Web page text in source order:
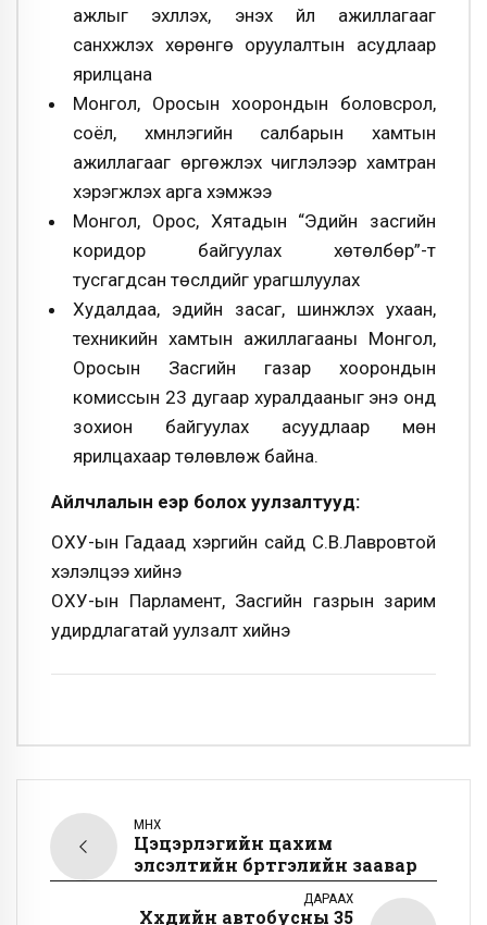
ажлыг эхлүүлэх, энэхүү үйл ажиллагааг
санхүүжүүлэх хөрөнгө оруулалтын асудлаар
ярилцана
Монгол, Оросын хоорондын боловсрол,
соёл, хүмүүнлэгийн салбарын хамтын
ажиллагааг өргөжүүлэх чиглэлээр хамтран
хэрэгжүүлэх арга хэмжээ
Монгол, Орос, Хятадын “Эдийн засгийн
коридор байгуулах хөтөлбөр”-т
тусгагдсан төслүүдийг урагшлуулах
Худалдаа, эдийн засаг, шинжлэх ухаан,
техникийн хамтын ажиллагааны Монгол,
Оросын Засгийн газар хоорондын
комиссын 23 дугаар хуралдааныг энэ онд
зохион байгуулах асуудлаар мөн
ярилцахаар төлөвлөж байна.
Айлчлалын үеэр болох уулзалтууд:
ОХУ-ын Гадаад хэргийн сайд С.В.Лавровтой
хэлэлцээ хийнэ
ОХУ-ын Парламент, Засгийн газрын зарим
удирдлагатай уулзалт хийнэ
ӨМНӨХ
Цэцэрлэгийн цахим
элсэлтийн бүртгэлийн заавар
ДАРААХ
Хүүхдийн автобусны 35